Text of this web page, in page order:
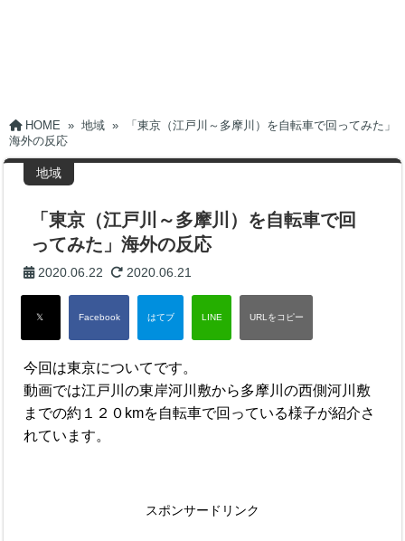
HOME » 地域 »
「東京（江戸川～多摩川）を自転車で回ってみた」
海外の反応
地域
「東京（江戸川～多摩川）を自転車で回
ってみた」海外の反応
2020.06.22 2020.06.21
今回は東京についてです。
動画では江戸川の東岸河川敷から多摩川の西側河川敷
までの約１２０kmを自転車で回っている様子が紹介さ
れています。
スポンサードリンク